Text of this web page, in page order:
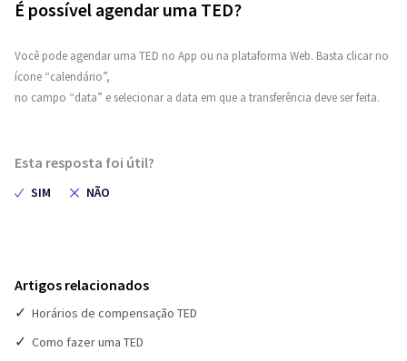
É possível agendar uma TED?
Você pode agendar uma TED no App ou na plataforma Web. Basta clicar no
ícone “calendário”,
no campo “data” e selecionar a data em que a transferência deve ser feita.
Esta resposta foi útil?
Artigos relacionados
Horários de compensação TED
Como fazer uma TED